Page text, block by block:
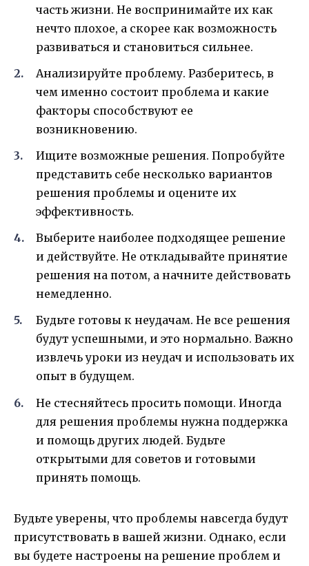
часть жизни. Не воспринимайте их как
нечто плохое, а скорее как возможность
развиваться и становиться сильнее.
Анализируйте проблему. Разберитесь, в
чем именно состоит проблема и какие
факторы способствуют ее
возникновению.
Ищите возможные решения. Попробуйте
представить себе несколько вариантов
решения проблемы и оцените их
эффективность.
Выберите наиболее подходящее решение
и действуйте. Не откладывайте принятие
решения на потом, а начните действовать
немедленно.
Будьте готовы к неудачам. Не все решения
будут успешными, и это нормально. Важно
извлечь уроки из неудач и использовать их
опыт в будущем.
Не стесняйтесь просить помощи. Иногда
для решения проблемы нужна поддержка
и помощь других людей. Будьте
открытыми для советов и готовыми
принять помощь.
Будьте уверены, что проблемы навсегда будут
присутствовать в вашей жизни. Однако, если
вы будете настроены на решение проблем и